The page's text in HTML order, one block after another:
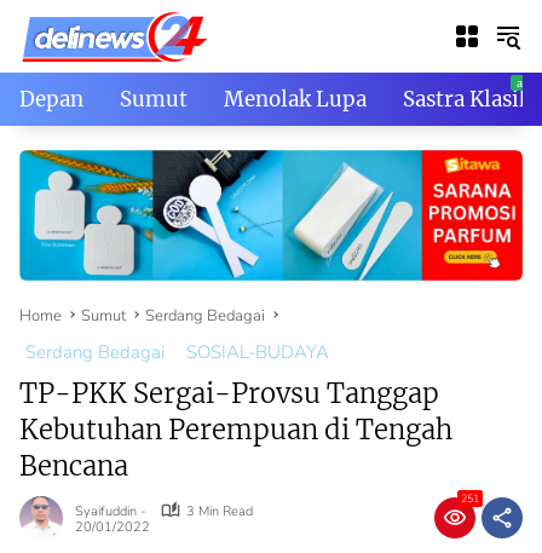
Skip
content
Depan Sumut Menolak Lupa Sastra Klasik
Home Sumut Serdang Bedagai
Serdang Bedagai SOSIAL-BUDAYA
TP-PKK Sergai-Provsu Tanggap
Kebutuhan Perempuan di Tengah
Bencana
Syaifuddin -
3 Min Read
20/01/2022
251